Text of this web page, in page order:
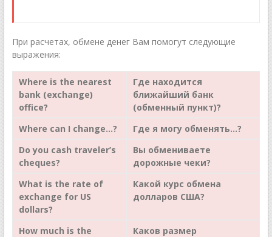
При расчетах, обмене денег Вам помогут следующие
выражения:
Where is the nearest
bank (exchange)
office?
Где находится
ближайший банк
(обменный пункт)?
Where can I change…?
Где я могу обменять…?
Do you cash traveler’s
cheques?
Вы обмениваете
дорожные чеки?
What is the rate of
exchange for US
dollars?
Какой курс обмена
долларов США?
How much is the
Каков размер